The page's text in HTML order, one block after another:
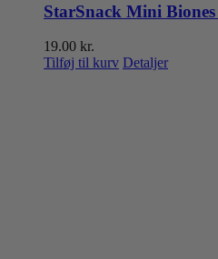
StarSnack Mini
19.00 kr.
Tilføj til kurv Detaljer